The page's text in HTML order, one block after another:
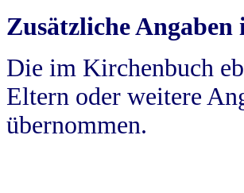
Zusätzliche
Die im Kirchenbuch
Eltern oder weitere
übernommen.